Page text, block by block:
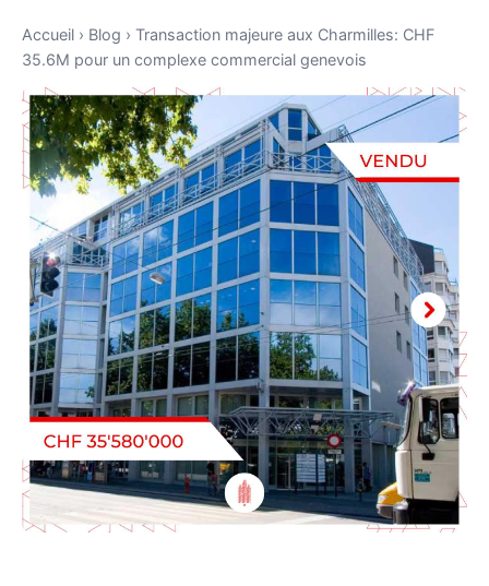
Accueil › Blog › Transaction majeure aux Charmilles: CHF
35.6M pour un complexe commercial genevois